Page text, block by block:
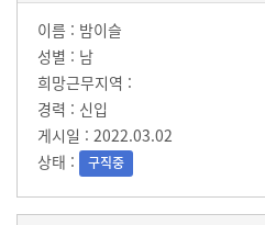
밤이슬
남
신입
2022.03.02
구직중